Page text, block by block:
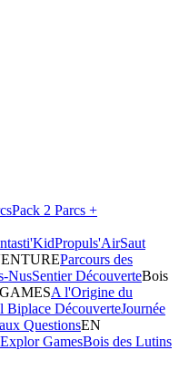
Pack 2 Parcs +
Propuls'AirSaut
Parcours des
NusSentier DécouverteBois
A l'Origine du
Biplace DécouverteJournée
QuestionsEN
Explor GamesBois des Lutins